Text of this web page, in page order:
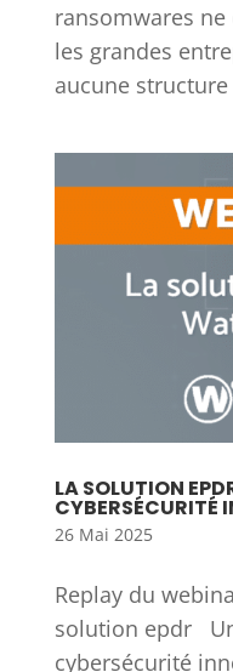
ransomwares
les grandes
aucune structure
LA SOLUTION
CYBERSÉCURITÉ
26 Mai 2025
Replay du
solution epdr
cybersécurité